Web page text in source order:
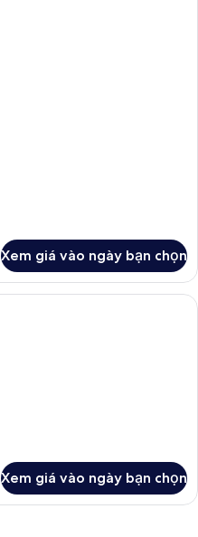
Xem giá vào ngày bạn chọn
Bàn, bàn ủi/dụng cụ ủi quần áo,
Xem giá vào ngày bạn chọn